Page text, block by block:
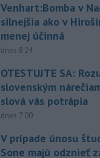
Venhart:Bomba v
silnejšia ako v
menej účinná
dnes 8:24
OTESTUJTE SA:
slovenským
slová vás potrápia
dnes 7:00
V prípade únosu
Sone majú odznieť